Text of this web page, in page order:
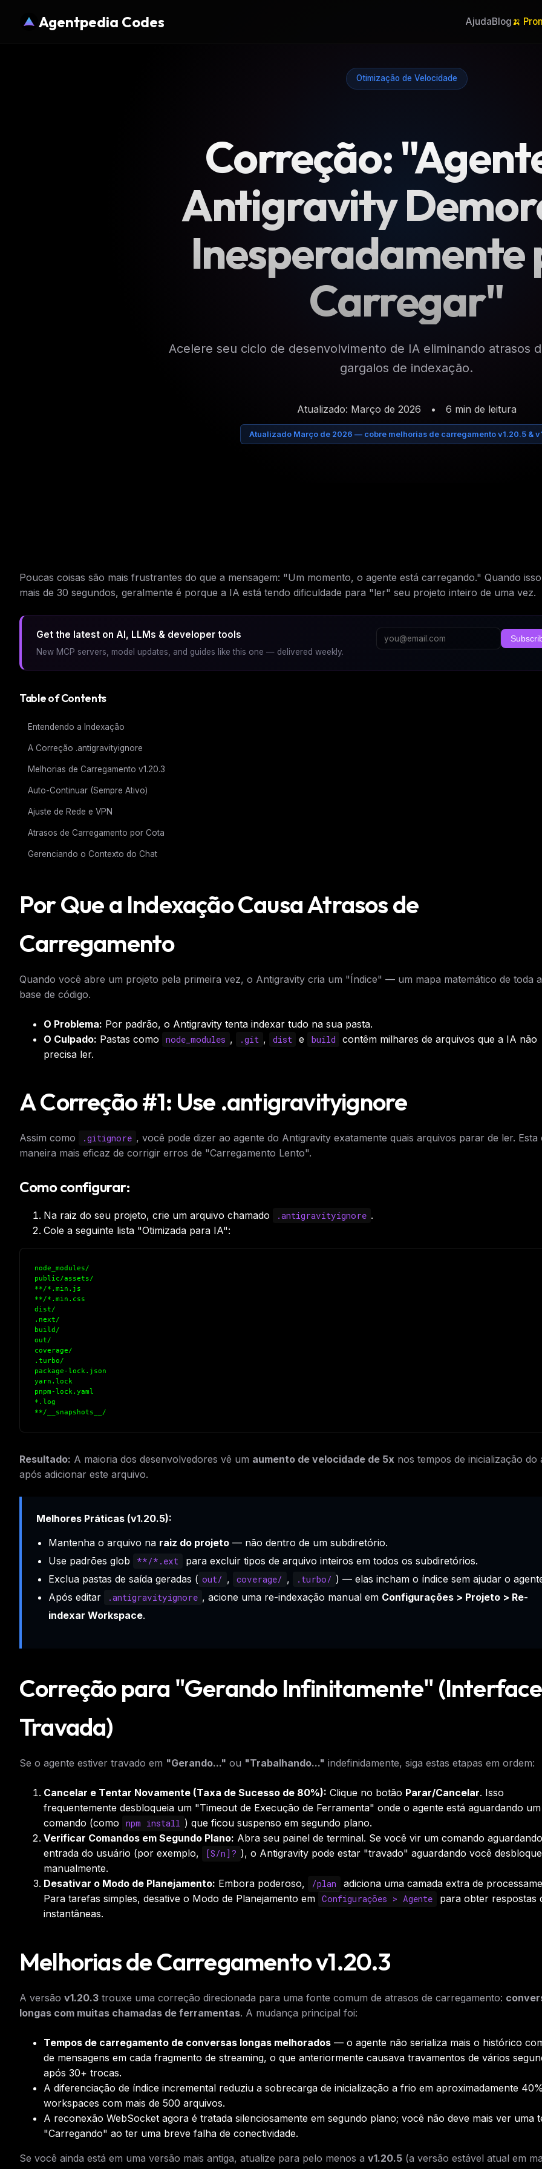
Agentpedia Codes AjudaBlog🍌
Otimização de Velocidade
Correção:
Antigravity
Inesperadamente
Carregar"
Acelere seu ciclo de desenvolvimento de IA eliminando atrasos
gargalos de indexação.
Atualizado: Março de 2026 • 6 min de leitura
Atualizado Março de 2026 — cobre melhorias de carregamento v1.20.5 &
Poucas coisas são mais frustrantes do que a mensagem: "Um momento, o agente está carregando." Quando
mais de 30 segundos, geralmente é porque a IA está tendo dificuldade para "ler" seu projeto inteiro de uma vez.
Get the latest on AI, LLMs & developer tools
New MCP servers, model updates, and guides like this one — delivered weekly.
Table of Contents
Entendendo a Indexação
A Correção .antigravityignore
Melhorias de Carregamento v1.20.3
Auto-Continuar (Sempre Ativo)
Ajuste de Rede e VPN
Atrasos de Carregamento por Cota
Gerenciando o Contexto do Chat
Por Que a Indexação Causa Atrasos de
Carregamento
Quando você abre um projeto pela primeira vez, o Antigravity cria um "Índice" — um mapa matemático de toda
base de código.
O Problema: Por padrão, o Antigravity tenta indexar tudo na sua pasta.
O Culpado: Pastas como node_modules , .git , dist e build
contêm milhares de arquivos que a IA não
precisa ler.
A Correção #1: Use .antigravityignore
Assim como .gitignore , você pode dizer ao agente do Antigravity exatamente quais arquivos parar de ler. Esta
maneira mais eficaz de corrigir erros de "Carregamento Lento".
Como configurar:
Na raiz do seu projeto, crie um arquivo chamado .antigravityignore .
Cole a seguinte lista "Otimizada para IA":
node_modules/
public/assets/
**/*.min.js
**/*.min.css
dist/
.next/
build/
out/
coverage/
.turbo/
package-lock.json
yarn.lock
pnpm-lock.yaml
*.log
**/__snapshots__/
Resultado: A maioria dos desenvolvedores vê um aumento de velocidade de 5x nos tempos de inicialização do
após adicionar este arquivo.
Melhores Práticas (v1.20.5):
Mantenha o arquivo na raiz do projeto — não dentro de um subdiretório.
Use padrões glob
**/*.ext
para excluir tipos de arquivo inteiros em todos os subdiretórios.
Exclua pastas de saída geradas ( out/ , coverage/ , .turbo/ ) — elas incham o índice sem ajudar o
Após editar
.antigravityignore , acione uma re-indexação manual em Configurações > Projeto > Re-
indexar Workspace.
Correção para "Gerando Infinitamente" (Interface
Travada)
Se o agente estiver travado em "Gerando..." ou "Trabalhando..." indefinidamente, siga estas etapas em ordem:
Cancelar e Tentar Novamente (Taxa de Sucesso de 80%): Clique no botão Parar/Cancelar. Isso
frequentemente desbloqueia um "Timeout de Execução de Ferramenta" onde o agente está aguardando um
comando (como
npm install ) que ficou suspenso em segundo plano.
Verificar Comandos em Segundo Plano: Abra seu painel de terminal. Se você vir um comando aguardando
entrada do usuário (por exemplo,
[S/n]? ), o Antigravity pode estar "travado" aguardando você
manualmente.
Desativar o Modo de Planejamento: Embora poderoso, /plan
adiciona uma camada extra de
Para tarefas simples, desative o Modo de Planejamento em Configurações > Agente
para obter respostas
instantâneas.
Melhorias de Carregamento v1.20.3
A versão v1.20.3 trouxe uma correção direcionada para uma fonte comum de atrasos de carregamento:
longas com muitas chamadas de ferramentas. A mudança principal foi:
Tempos de carregamento de conversas longas melhorados — o agente não serializa mais o histórico
de mensagens em cada fragmento de streaming, o que anteriormente causava travamentos de vários
após 30+ trocas.
A diferenciação de índice incremental reduziu a sobrecarga de inicialização a frio em aproximadamente
workspaces com mais de 500 arquivos.
A reconexão WebSocket agora é tratada silenciosamente em segundo plano; você não deve mais ver uma
"Carregando" ao ter uma breve falha de conectividade.
Se você ainda está em uma versão mais antiga, atualize para pelo menos a v1.20.5 (a versão estável atual em
No spam. Unsubscribe in one click.